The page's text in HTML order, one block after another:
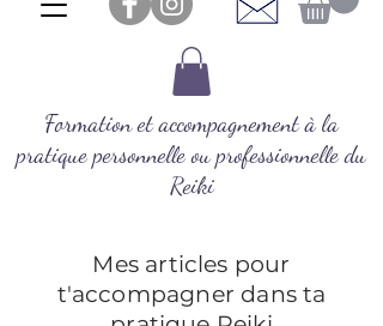
Formation et accompagnement à la
pratique personnelle ou professionnelle du
Reiki
Mes articles pour
t'accompagner dans ta